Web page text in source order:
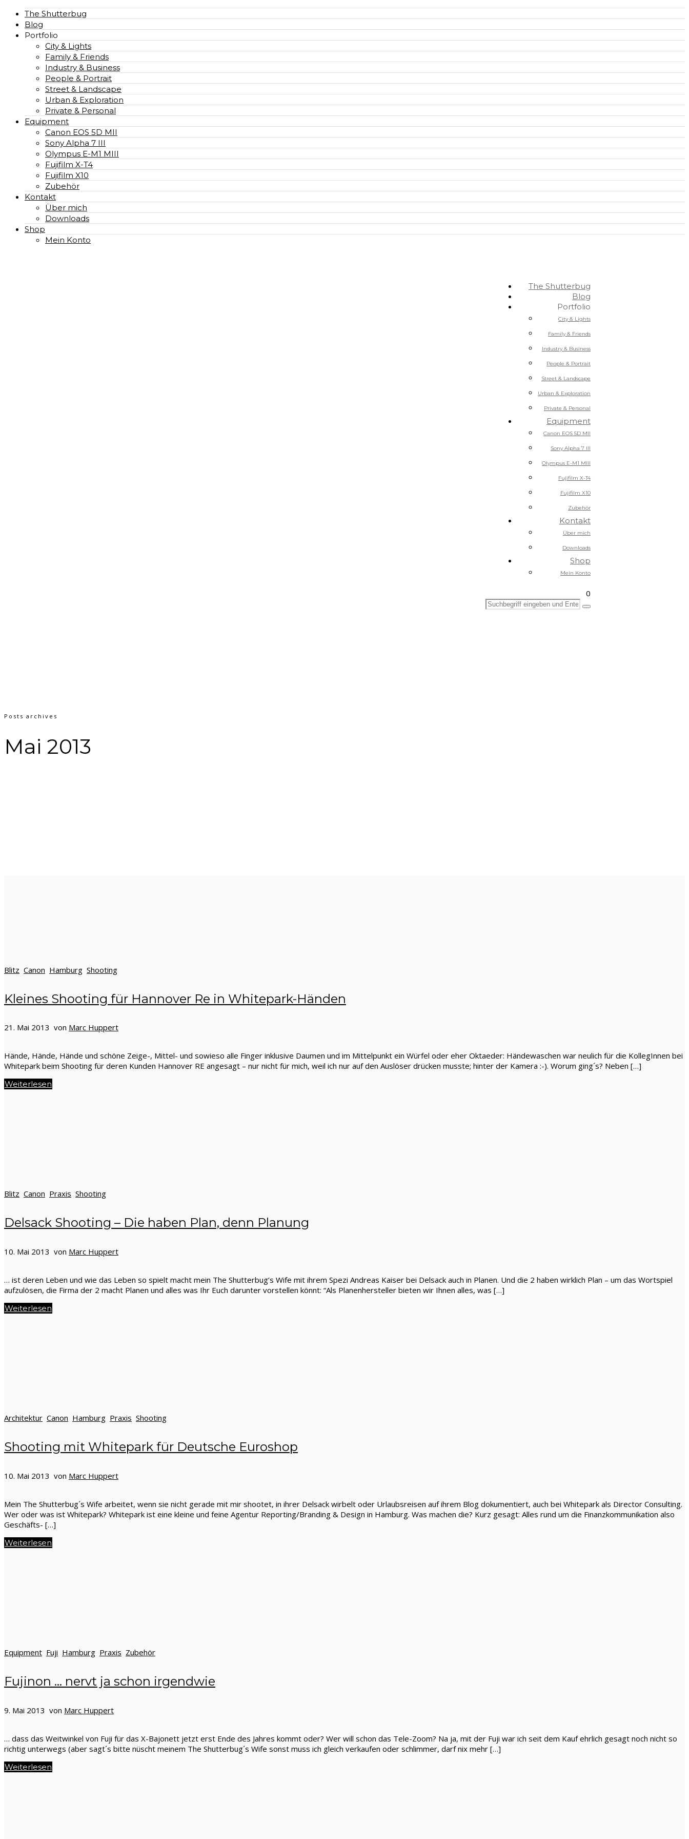
The Shutterbug
Blog
Portfolio
City & Lights
Family & Friends
Industry & Business
People & Portrait
Street & Landscape
Urban & Exploration
Private & Personal
Equipment
Canon EOS 5D MII
Sony Alpha 7 III
Olympus E-M1 MIII
Fujifilm X-T4
Fujifilm X10
Zubehör
Kontakt
Über mich
Downloads
Shop
Mein Konto
The Shutterbug
Blog
Portfolio
City & Lights
Family & Friends
Industry & Business
People & Portrait
Street & Landscape
Urban & Exploration
Private & Personal
Equipment
Canon EOS 5D MII
Sony Alpha 7 III
Olympus E-M1 MIII
Fujifilm X-T4
Fujifilm X10
Zubehör
Kontakt
Über mich
Downloads
Shop
Mein Konto
0
Posts archives
Mai 2013
Blitz Canon Hamburg Shooting
Kleines Shooting für Hannover Re in Whitepark-Händen
21. Mai 2013 von Marc Huppert
Hände, Hände, Hände und schöne Zeige-, Mittel- und sowieso alle Finger inklusive Daumen und im Mittelpunkt ein Würfel oder eher Oktaeder: Händewaschen war neulich für die KollegInnen bei
Whitepark beim Shooting für deren Kunden Hannover RE angesagt – nur nicht für mich, weil ich nur auf den Auslöser drücken musste; hinter der Kamera :-). Worum ging´s? Neben […]
Weiterlesen
Blitz Canon Praxis Shooting
Delsack Shooting – Die haben Plan, denn Planung
10. Mai 2013 von Marc Huppert
… ist deren Leben und wie das Leben so spielt macht mein The Shutterbug’s Wife mit ihrem Spezi Andreas Kaiser bei Delsack auch in Planen. Und die 2 haben wirklich Plan – um das Wortspiel
aufzulösen, die Firma der 2 macht Planen und alles was Ihr Euch darunter vorstellen könnt: “Als Planenhersteller bieten wir Ihnen alles, was […]
Weiterlesen
Architektur Canon Hamburg Praxis Shooting
Shooting mit Whitepark für Deutsche Euroshop
10. Mai 2013 von Marc Huppert
Mein The Shutterbug´s Wife arbeitet, wenn sie nicht gerade mit mir shootet, in ihrer Delsack wirbelt oder Urlaubsreisen auf ihrem Blog dokumentiert, auch bei Whitepark als Director Consulting.
Wer oder was ist Whitepark? Whitepark ist eine kleine und feine Agentur Reporting/Branding & Design in Hamburg. Was machen die? Kurz gesagt: Alles rund um die Finanzkommunikation also
Geschäfts- […]
Weiterlesen
Equipment Fuji Hamburg Praxis Zubehör
Fujinon … nervt ja schon irgendwie
9. Mai 2013 von Marc Huppert
… dass das Weitwinkel von Fuji für das X-Bajonett jetzt erst Ende des Jahres kommt oder? Wer will schon das Tele-Zoom? Na ja, mit der Fuji war ich seit dem Kauf ehrlich gesagt noch nicht so
richtig unterwegs (aber sagt´s bitte nüscht meinem The Shutterbug´s Wife sonst muss ich gleich verkaufen oder schlimmer, darf nix mehr […]
Weiterlesen